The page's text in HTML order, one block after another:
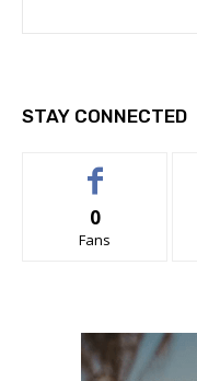
STAY CONNECTED
0
Fans